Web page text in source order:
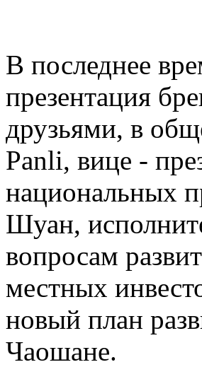
В последнее
презентация
друзьями, в
Panli, вице -
национальных
Шуан,
вопросам
местных
новый план
Чаошане.